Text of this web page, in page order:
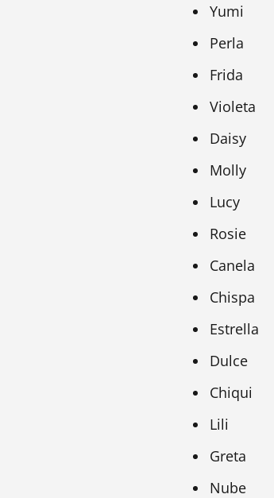
Yumi
Perla
Frida
Violeta
Daisy
Molly
Lucy
Rosie
Canela
Chispa
Estrella
Dulce
Chiqui
Lili
Greta
Nube